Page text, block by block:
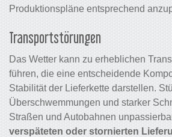
Produktionspläne entsprechend
Transportstörungen
Das Wetter kann zu erheblichen
führen, die eine entscheidende
Stabilität der Lieferkette darstellen.
Überschwemmungen und starker
Straßen und Autobahnen
verspäteten oder stornierten